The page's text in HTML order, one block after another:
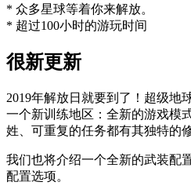
* 众多星球等着你来解放。
* 超过100小时的游玩时间
很新更新
2019年解放日就要到了！超级地
一个新训练地区：全新的游戏模
姓、可重复的任务都有其独特的
我们也将介绍一个全新的武装配
配置选项。